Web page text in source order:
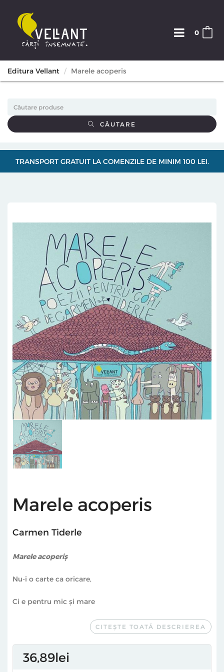
0
Editura Vellant Marele acoperis
CĂUTARE
TRANSPORT GRATUIT LA COMENZILE DE MINIM 100 LEI.
Marele acoperis
Carmen Tiderle
Marele acoperiș
Nu-i o carte ca oricare,
Ci e pentru mic și mare
Fresh ca scorțișoara-n griș.
E condiment, e savoare, râzi de zici "Stai că sughit!",
CITEȘTE TOATĂ DESCRIEREA
36 89lei